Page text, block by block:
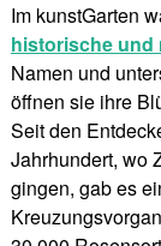
Im kunstGarten
historische und
Namen und
öffnen sie ihre
Seit den
Jahrhundert, wo
gingen, gab es